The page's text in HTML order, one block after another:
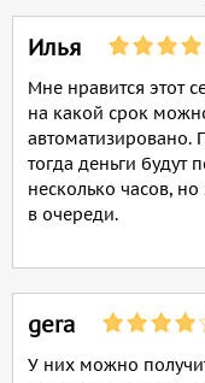
Илья
Мне нравится этот
на какой срок
автоматизировано.
тогда деньги будут
несколько часов,
в очереди.
gera
У них можно